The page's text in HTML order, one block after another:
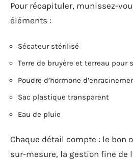
Pour récapituler, munissez-
éléments :
Sécateur stérilisé
Terre de bruyère et terreau pour
Poudre d’hormone
Sac plastique transparent
Eau de pluie
Chaque détail compte : le bon
sur-mesure, la gestion fine de